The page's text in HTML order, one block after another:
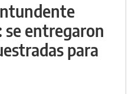
entregaron
para